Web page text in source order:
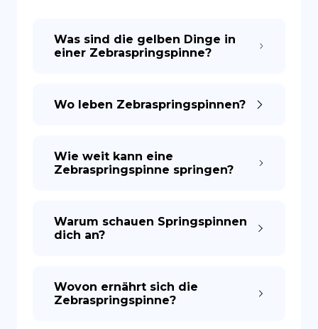
ES
Was sind die gelben Dinge in
einer Zebraspringspinne?
Wo leben Zebraspringspinnen?
Wie weit kann eine
Zebraspringspinne springen?
Warum schauen Springspinnen
dich an?
Wovon ernährt sich die
Zebraspringspinne?